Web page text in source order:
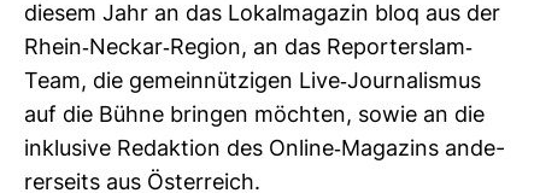
diesem Jahr an das Lokal­ma­gazin bloq aus der
Rhein-​Neckar-​Region, an das Repor­terslam-​
Team, die gemein­nüt­zigen Live-​Jour­na­lismus
auf die Bühne bringen möchten, sowie an die
inklu­sive Redak­tion des Online-​Maga­zins ande­
rer­seits aus Öster­reich.